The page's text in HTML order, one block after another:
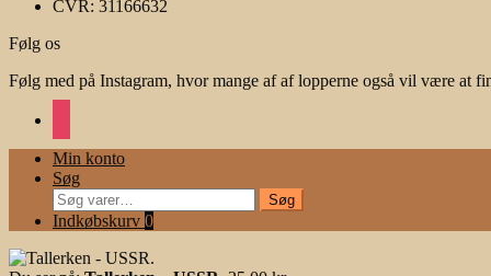
CVR: 31166632
Følg os
Følg med på Instagram, hvor mange af af lopperne også vil være at
Min konto
Søg
Søg
efter:
Søg
Indkøbskurv 0